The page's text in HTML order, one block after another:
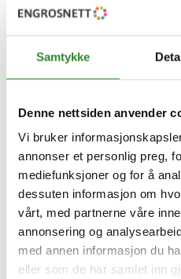
Samtykke
Denne nettsiden anvender
Vi bruker
annonser et personlig preg,
mediefunksjoner og for å
dessuten informasjon om
vårt, med partnerne våre
annonsering og
med annen informasjon du
eller som de har samlet inn
Sørlandschips havsalt 190g
Pris
kr 36,91 /stk
Bestillingsvare